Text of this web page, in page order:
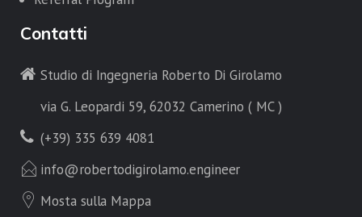
Contatti
Studio di Ingegneria Roberto Di Girolamo
via G. Leopardi 59, 62032 Camerino ( MC )
(+39) 335 639 4081
info@robertodigirolamo.engineer
Mosta sulla Mappa